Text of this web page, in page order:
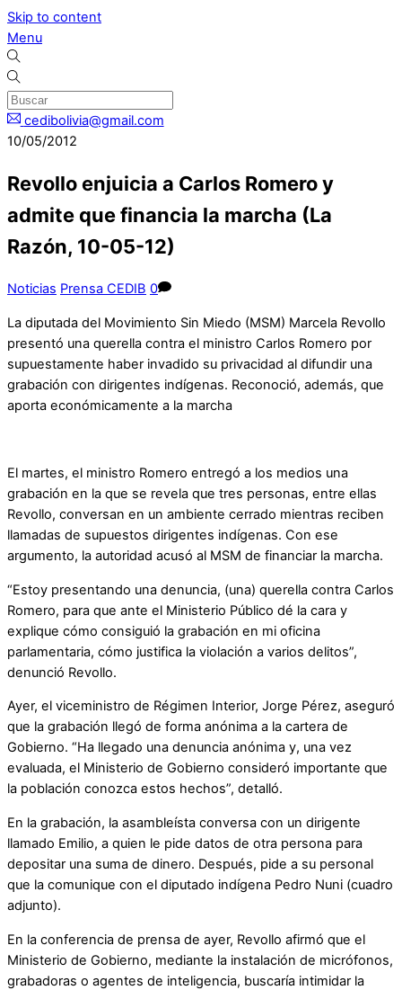
Skip to content
Menu
cedibolivia@gmail.com
10/05/2012
Revollo enjuicia a Carlos Romero y
admite que financia la marcha (La
Razón, 10-05-12)
Noticias Prensa CEDIB 0
La diputada del Movimiento Sin Miedo (MSM) Marcela Revollo
presentó una querella contra el ministro Carlos Romero por
supuestamente haber invadido su privacidad al difundir una
grabación con dirigentes indígenas. Reconoció, además, que
aporta económicamente a la marcha
El martes, el ministro Romero entregó a los medios una
grabación en la que se revela que tres personas, entre ellas
Revollo, conversan en un ambiente cerrado mientras reciben
llamadas de supuestos dirigentes indígenas. Con ese
argumento, la autoridad acusó al MSM de financiar la marcha.
“Estoy presentando una denuncia, (una) querella contra Carlos
Romero, para que ante el Ministerio Público dé la cara y
explique cómo consiguió la grabación en mi oficina
parlamentaria, cómo justifica la violación a varios delitos”,
denunció Revollo.
Ayer, el viceministro de Régimen Interior, Jorge Pérez, aseguró
que la grabación llegó de forma anónima a la cartera de
Gobierno. “Ha llegado una denuncia anónima y, una vez
evaluada, el Ministerio de Gobierno consideró importante que
la población conozca estos hechos”, detalló.
En la grabación, la asambleísta conversa con un dirigente
llamado Emilio, a quien le pide datos de otra persona para
depositar una suma de dinero. Después, pide a su personal
que la comunique con el diputado indígena Pedro Nuni (cuadro
adjunto).
En la conferencia de prensa de ayer, Revollo afirmó que el
Ministerio de Gobierno, mediante la instalación de micrófonos,
grabadoras o agentes de inteligencia, buscaría intimidar la